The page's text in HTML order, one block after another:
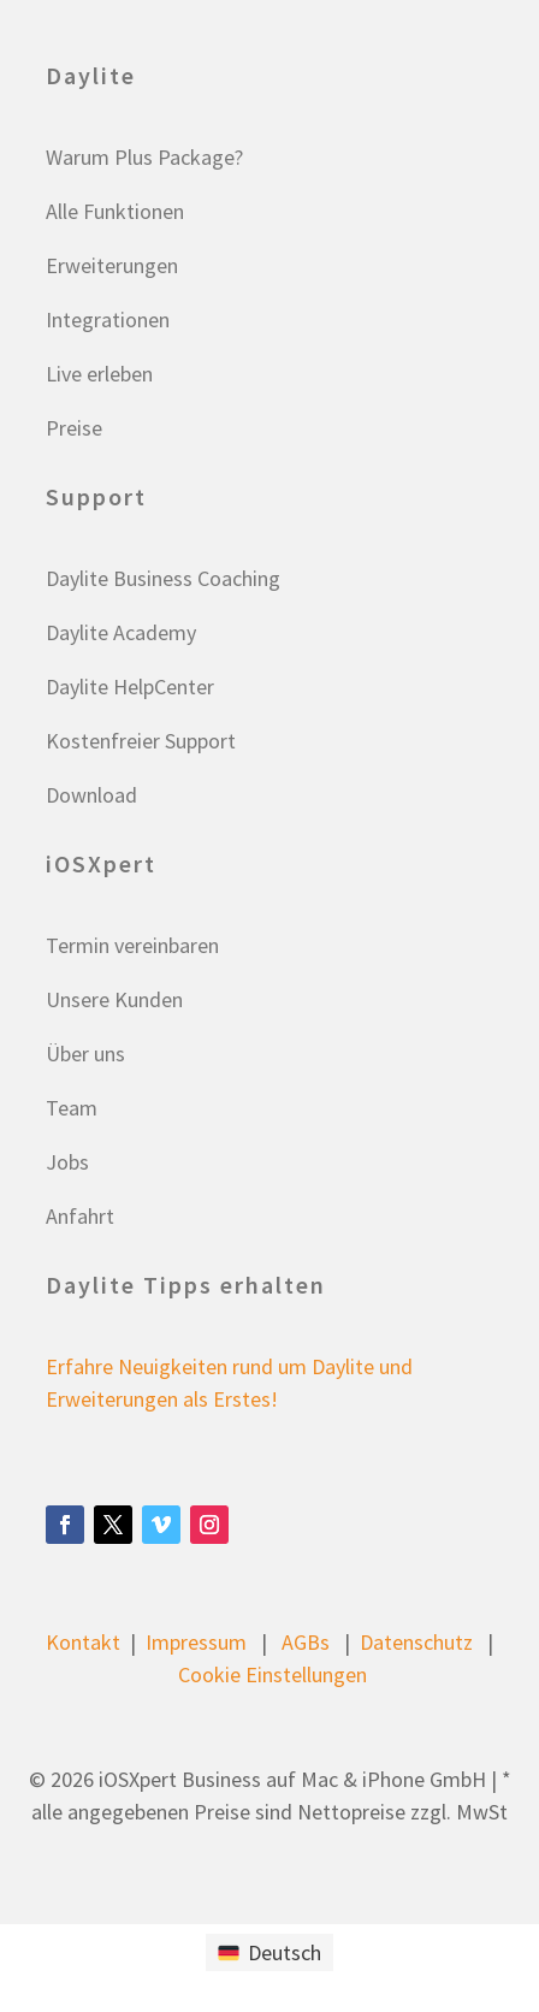
Daylite
Warum Plus Package?
Alle Funktionen
Erweiterungen
Integrationen
Live erleben
Preise
Support
Daylite Business Coaching
Daylite Academy
Daylite HelpCenter
Kostenfreier Support
Download
iOSXpert
Termin vereinbaren
Unsere Kunden
Über uns
Team
Jobs
Anfahrt
Daylite Tipps erhalten
Erfahre Neuigkeiten rund um Daylite und
Erweiterungen als Erstes!
Kontakt | Impressum | AGBs | Datenschutz |
Cookie Einstellungen
© 2026 iOSXpert Business auf Mac & iPhone GmbH | *
alle angegebenen Preise sind Nettopreise zzgl. MwSt
Deutsch